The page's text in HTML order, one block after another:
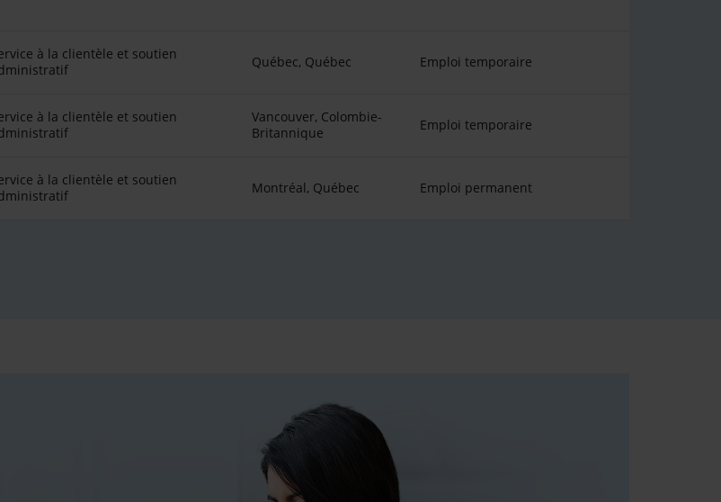
à la clientèle et soutien
Québec, Québec Emploi temporaire
à la clientèle et soutien
Vancouver, Colombie-
Britannique
Emploi temporaire
à la clientèle et soutien
Montréal, Québec Emploi permanent